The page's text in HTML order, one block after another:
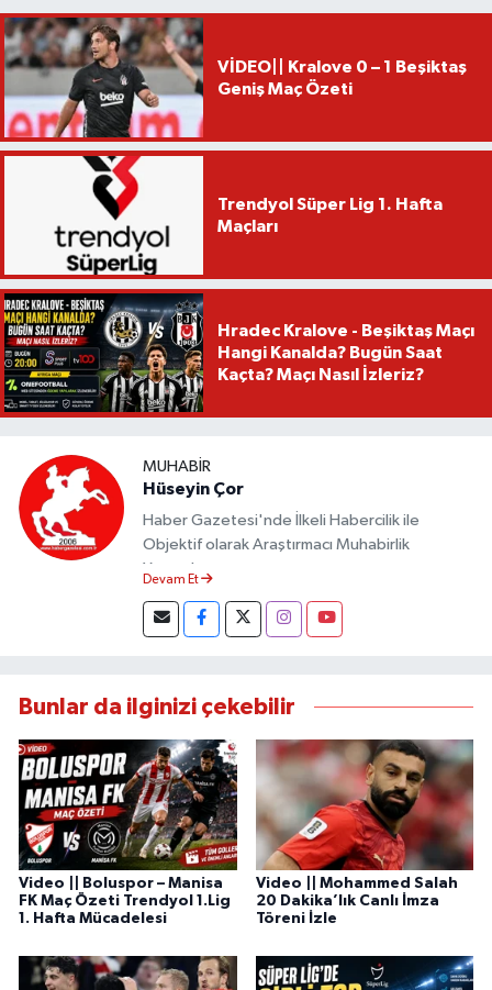
VİDEO|| Kralove 0 – 1 Beşiktaş
Geniş Maç Özeti
Trendyol Süper Lig 1. Hafta
Maçları
Hradec Kralove - Beşiktaş Maçı
Hangi Kanalda? Bugün Saat
Kaçta? Maçı Nasıl İzleriz?
MUHABIR
Hüseyin Çor
Haber Gazetesi'nde İlkeli Habercilik ile
Objektif olarak Araştırmacı Muhabirlik
Yapmaktayım.
Devam Et
Bunlar da ilginizi çekebilir
Video || Boluspor – Manisa
FK Maç Özeti Trendyol 1.Lig
1. Hafta Mücadelesi
Video || Mohammed Salah
20 Dakika’lık Canlı İmza
Töreni İzle